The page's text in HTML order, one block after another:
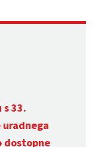
s 33.
dostopne